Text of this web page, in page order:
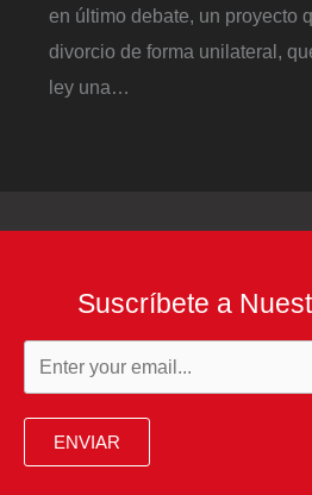
en último debate, un proyecto
divorcio de forma unilateral,
ley una…
Suscríbete a
ENVIAR